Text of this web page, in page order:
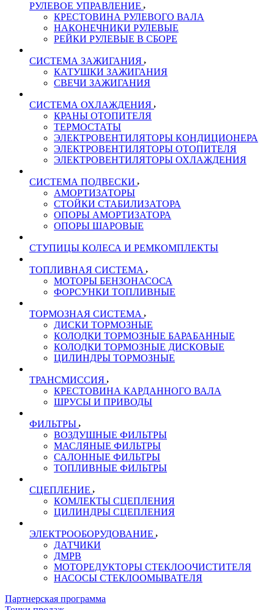
РУЛЕВОЕ УПРАВЛЕНИЕ
КРЕСТОВИНА РУЛЕВОГО ВАЛА
НАКОНЕЧНИКИ РУЛЕВЫЕ
РЕЙКИ РУЛЕВЫЕ В СБОРЕ
СИСТЕМА ЗАЖИГАНИЯ
КАТУШКИ ЗАЖИГАНИЯ
СВЕЧИ ЗАЖИГАНИЯ
СИСТЕМА ОХЛАЖДЕНИЯ
КРАНЫ ОТОПИТЕЛЯ
ТЕРМОСТАТЫ
ЭЛЕКТРОВЕНТИЛЯТОРЫ КОНДИЦИОНЕРА
ЭЛЕКТРОВЕНТИЛЯТОРЫ ОТОПИТЕЛЯ
ЭЛЕКТРОВЕНТИЛЯТОРЫ ОХЛАЖДЕНИЯ
СИСТЕМА ПОДВЕСКИ
АМОРТИЗАТОРЫ
СТОЙКИ СТАБИЛИЗАТОРА
ОПОРЫ АМОРТИЗАТОРА
ОПОРЫ ШАРОВЫЕ
СТУПИЦЫ КОЛЕСА И РЕМКОМПЛЕКТЫ
ТОПЛИВНАЯ СИСТЕМА
МОТОРЫ БЕНЗОНАСОСА
ФОРСУНКИ ТОПЛИВНЫЕ
ТОРМОЗНАЯ СИСТЕМА
ДИСКИ ТОРМОЗНЫЕ
КОЛОДКИ ТОРМОЗНЫЕ БАРАБАННЫЕ
КОЛОДКИ ТОРМОЗНЫЕ ДИСКОВЫЕ
ЦИЛИНДРЫ ТОРМОЗНЫЕ
ТРАНСМИССИЯ
КРЕСТОВИНА КАРДАННОГО ВАЛА
ШРУСЫ И ПРИВОДЫ
ФИЛЬТРЫ
ВОЗДУШНЫЕ ФИЛЬТРЫ
МАСЛЯНЫЕ ФИЛЬТРЫ
САЛОННЫЕ ФИЛЬТРЫ
ТОПЛИВНЫЕ ФИЛЬТРЫ
СЦЕПЛЕНИЕ
КОМЛЕКТЫ СЦЕПЛЕНИЯ
ЦИЛИНДРЫ СЦЕПЛЕНИЯ
ЭЛЕКТРООБОРУДОВАНИЕ
ДАТЧИКИ
ДМРВ
МОТОРЕДУКТОРЫ СТЕКЛООЧИСТИТЕЛЯ
НАСОСЫ СТЕКЛООМЫВАТЕЛЯ
Партнерская программа